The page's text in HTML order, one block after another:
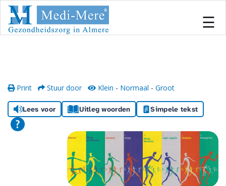
×
Informatiecentrum
Team
☰
Print Stuur door Klein - Normaal - Groot
Lees voor Uitleg woorden Simpele tekst